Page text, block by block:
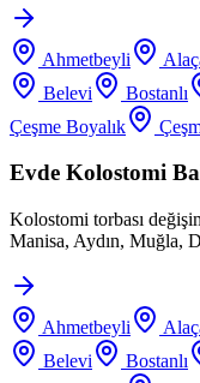
Ahmetbeyli
Belevi
Bostanlı
Çeşme Boyalık
Evde Kolostomi
Kolostomi torbası
Manisa, Aydın, Muğla,
Ahmetbeyli
Belevi
Bostanlı